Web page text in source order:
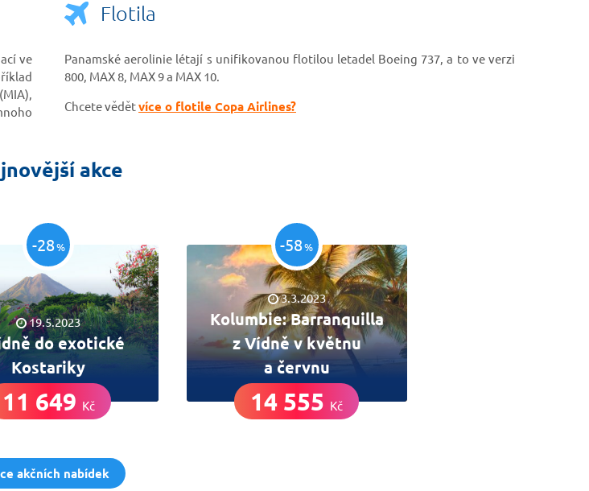
ve
Flotila
Panamské aerolinie létají s unifikovanou flotilou letadel Boeing 737, a to ve verzi
800, MAX 8, MAX 9 a MAX 10.
Chcete vědětvíce o flotile Copa Airlines?
akce
-28%
19.5.2023
do exotické
Kostariky
11 649 Kč
-58%
3.3.2023
Kolumbie: Barranquilla
z Vídně v květnu
a červnu
14 555 Kč
akčních nabídek